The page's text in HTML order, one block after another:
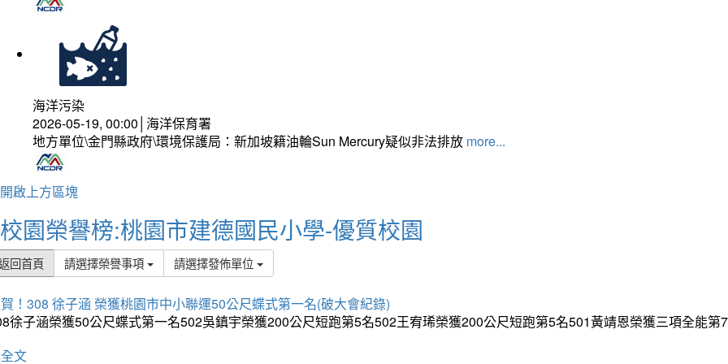
海洋污染
2026-05-19, 00:00│海洋保育署
地方單位\金門縣政府\環境保護局：新加坡籍油輪Sun Mercury疑似非法排放 more...
開啟上方區塊
校園榮譽榜:桃園市建德國民小學-優質校園
回首頁 請選擇榮譽事項 請選擇發佈單位
！308 徐子涵 榮獲桃園市中小聯運50公尺蝶式第一名(破大會紀錄)
徐子涵榮獲50公尺蝶式第一名502吳鎮宇榮獲200公尺短跑第5名502王宥琋榮獲200公尺短跑第5名501黃靖恩榮獲三項全能第
文